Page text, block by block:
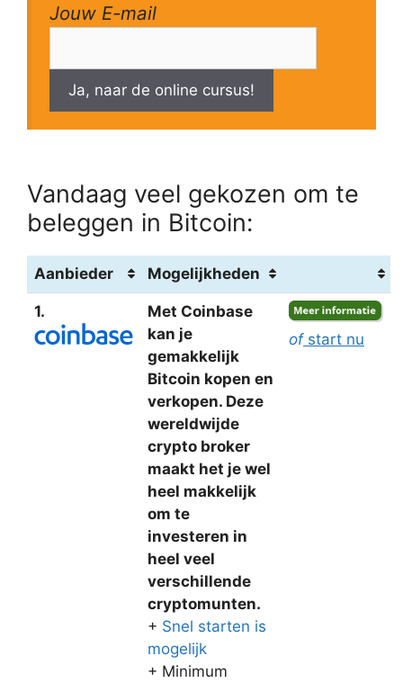
Jouw E-mail
Ja, naar de online cursus!
Vandaag veel gekozen om te
beleggen in Bitcoin:
Aanbieder Mogelijkheden
1.
Met Coinbase
kan je
gemakkelijk
Bitcoin kopen en
verkopen. Deze
wereldwijde
crypto broker
maakt het je wel
heel makkelijk
om te
investeren in
heel veel
verschillende
cryptomunten.
+ Snel starten is
mogelijk
+ Minimum
ofstart nu